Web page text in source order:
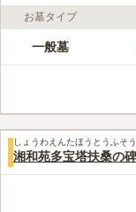
ライフドット編集部のコ
自然豊かで居
ていること
口コミ評価
この霊園はまだ誰から
お墓タイプ
一般墓
しょうわえんたほうとうふそ
湘和苑多宝塔扶桑の碑